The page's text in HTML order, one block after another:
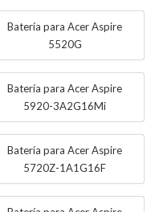
Batería para Acer Aspire
5520G
Batería para Acer Aspire
5920-3A2G16Mi
Batería para Acer Aspire
5720Z-1A1G16F